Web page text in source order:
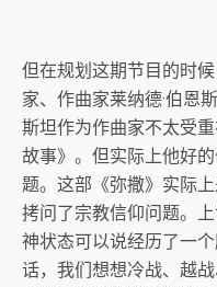
但在规划这期节目的时
家、作曲家莱纳德·伯恩
斯坦作为作曲家不太受
故事》。但实际上他好
题。这部《弥撒》实际
拷问了宗教信仰问题。
神状态可以说经历了一
话，我们想想冷战、越